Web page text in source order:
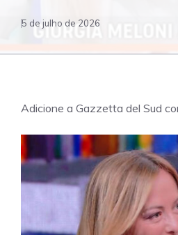
5 de julho de 2026
Adicione a Gazzetta del Sud